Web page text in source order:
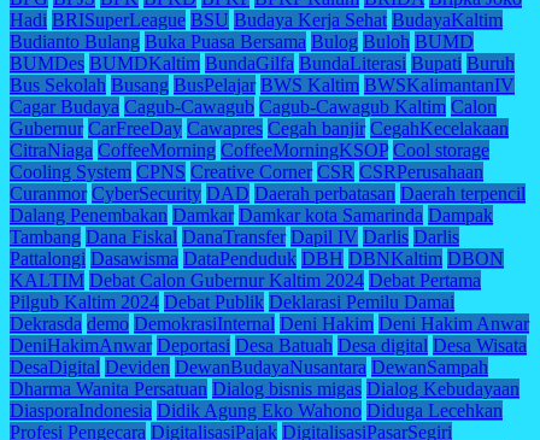
Hadi BRISuperLeague BSU Budaya Kerja Sehat BudayaKaltim
Budianto Bulang Buka Puasa Bersama Bulog Buloh BUMD
BUMDes BUMDKaltim BundaGilfa BundaLiterasi Bupati Buruh
Bus Sekolah Busang BusPelajar BWS Kaltim BWSKalimantanIV
Cagar Budaya Cagub-Cawagub Cagub-Cawagub Kaltim Calon
Gubernur CarFreeDay Cawapres Cegah banjir CegahKecelakaan
CitraNiaga CoffeeMorning CoffeeMorningKSOP Cool storage
Cooling System CPNS Creative Corner CSR CSRPerusahaan
Curanmor CyberSecurity DAD Daerah perbatasan Daerah terpencil
Dalang Penembakan Damkar Damkar kota Samarinda Dampak
Tambang Dana Fiskal DanaTransfer Dapil IV Darlis Darlis
Pattalongi Dasawisma DataPenduduk DBH DBNKaltim DBON
KALTIM Debat Calon Gubernur Kaltim 2024 Debat Pertama
Pilgub Kaltim 2024 Debat Publik Deklarasi Pemilu Damai
Dekrasda demo DemokrasiInternal Deni Hakim Deni Hakim Anwar
DeniHakimAnwar Deportasi Desa Batuah Desa digital Desa Wisata
DesaDigital Deviden DewanBudayaNusantara DewanSampah
Dharma Wanita Persatuan Dialog bisnis migas Dialog Kebudayaan
DiasporaIndonesia Didik Agung Eko Wahono Diduga Lecehkan
Profesi Pengecara DigitalisasiPajak DigitalisasiPasarSegiri